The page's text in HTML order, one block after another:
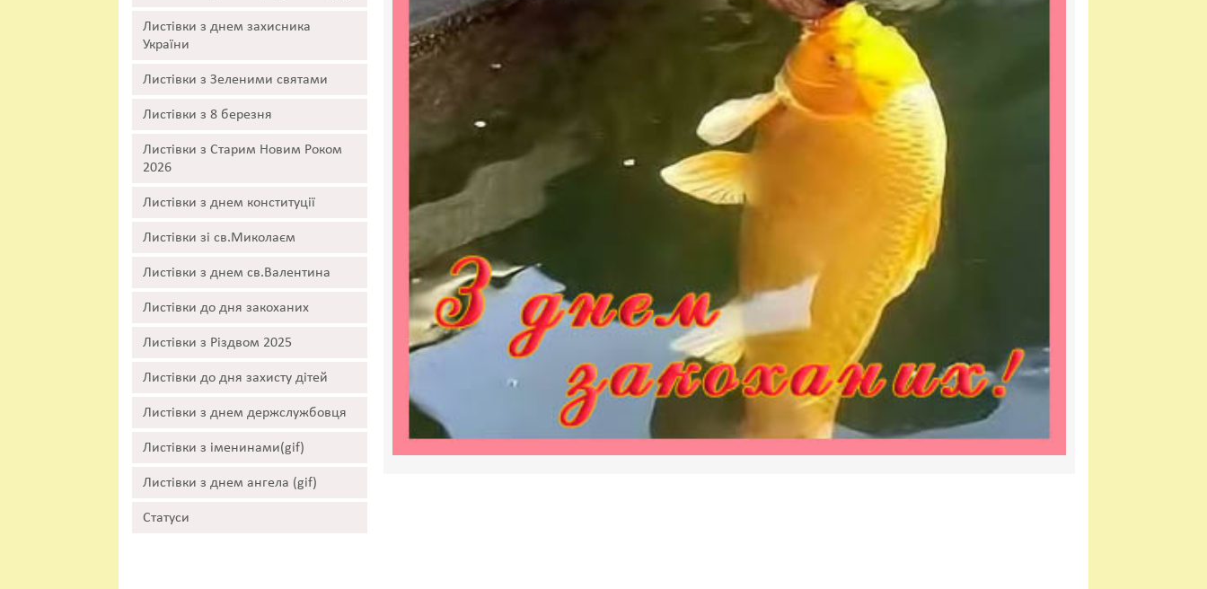
Листівки з днем захисника
України
Листівки з Зеленими святами
Листівки з 8 березня
Листівки з Старим Новим Роком
2026
Листівки з днем конституції
Листівки зі св.Миколаєм
Листівки з днем св.Валентина
Листівки до дня закоханих
Листівки з Різдвом 2025
Листівки до дня захисту дітей
Листівки з днем держслужбовця
Листівки з іменинами(gif)
Листівки з днем ангела (gif)
Статуси